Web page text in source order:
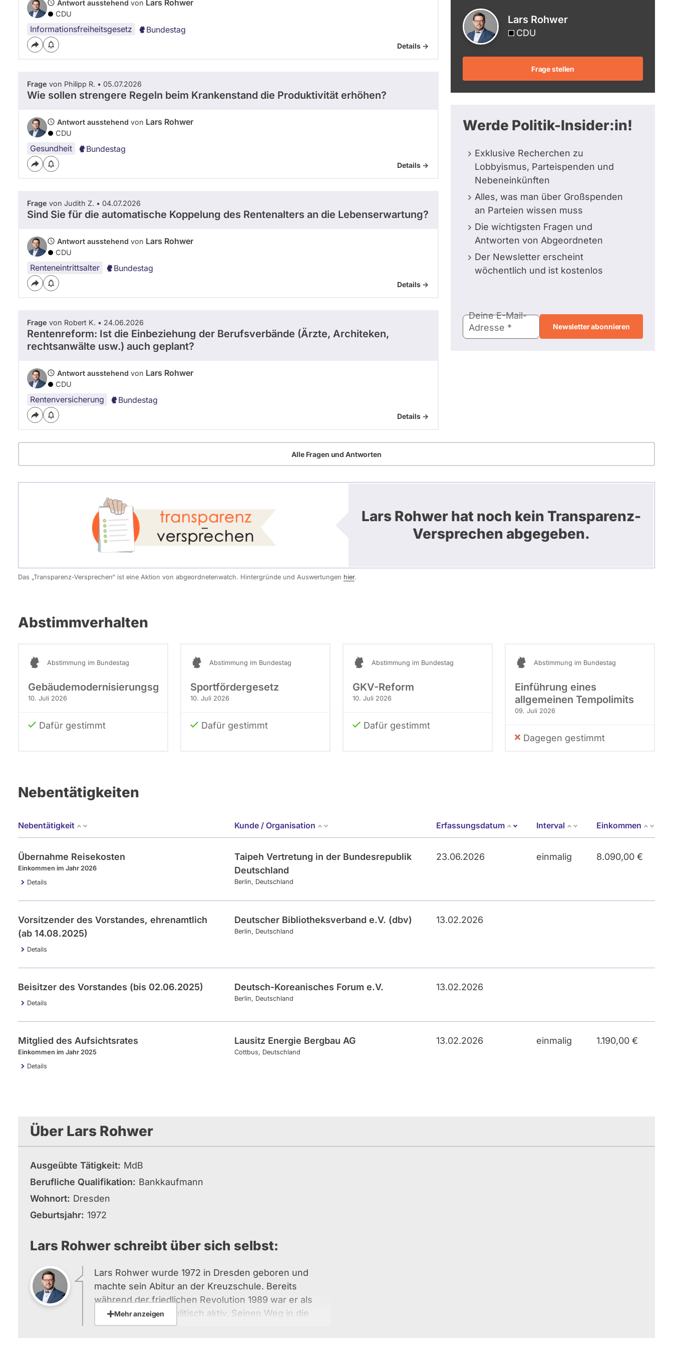
Antwort ausstehend von Lars Rohwer
CDU
Informationsfreiheitsgesetz Bundestag
Details ->
Frage von Philipp R. • 05.07.2026
Wie sollen strengere Regeln beim Krankenstand die Produktivität erhöhen?
Antwort ausstehend von Lars Rohwer
CDU
Gesundheit Bundestag
Details ->
Frage von Judith Z. • 04.07.2026
Sind Sie für die automatische Koppelung des Rentenalters an die Lebenserwartung?
Antwort ausstehend von Lars Rohwer
CDU
Renteneintrittsalter Bundestag
Details ->
Frage von Robert K. • 24.06.2026
Rentenreform: Ist die Einbeziehung der Berufsverbände (Ärzte, Architeken,
rechtsanwälte usw.) auch geplant?
Antwort ausstehend von Lars Rohwer
CDU
Rentenversicherung Bundestag
Details ->
Lars Rohwer
CDU
Frage stellen
Werde Politik-Insider:in!
Exklusive Recherchen zu
Lobbyismus, Parteispenden und
Nebeneinkünften
Alles, was man über Großspenden
an Parteien wissen muss
Die wichtigsten Fragen und
Antworten von Abgeordneten
Der Newsletter erscheint
wöchentlich und ist kostenlos
Mail-
Adresse
Deine E-Mail-
Adresse
Alle Fragen und Antworten
Lars Rohwer hat noch kein Transparenz-
Versprechen abgegeben.
Das „Transparenz-Versprechen“ ist eine Aktion von abgeordnetenwatch. Hintergründe und Auswertungen hier.
Abstimmverhalten
Abstimmung im Bundestag
Gebäudemodernisierungsgesetz
10. Juli 2026
Dafür gestimmt
Abstimmung im Bundestag
Sportfördergesetz
10. Juli 2026
Dafür gestimmt
Abstimmung im Bundestag
GKV-Reform
10. Juli 2026
Dafür gestimmt
Abstimmung im Bundestag
Einführung eines
allgemeinen Tempolimits
09. Juli 2026
Dagegen gestimmt
Nebentätigkeiten
Nebentätigkeit Kunde / Organisation Erfassungsdatum
Aufsteigend sortieren
Interval Einkommen
Übernahme Reisekosten
Einkommen im Jahr 2026
Details
Taipeh Vertretung in der Bundesrepublik
Deutschland
Berlin Deutschland
23.06.2026 einmalig 8.090,00 €
Vorsitzender des Vorstandes, ehrenamtlich
(ab 14.08.2025)
Details
Deutscher Bibliotheksverband e.V. (dbv)
Berlin Deutschland
13.02.2026
Beisitzer des Vorstandes (bis 02.06.2025)
Details
Deutsch-Koreanisches Forum e.V.
Berlin Deutschland
13.02.2026
Mitglied des Aufsichtsrates
Einkommen im Jahr 2025
Details
Lausitz Energie Bergbau AG
Cottbus Deutschland
13.02.2026 einmalig 1.190,00 €
Über Lars Rohwer
Ausgeübte Tätigkeit
MdB
Berufliche Qualifikation
Bankkaufmann
Wohnort
Dresden
Geburtsjahr 1972
Lars Rohwer schreibt über sich selbst:
Lars Rohwer wurde 1972 in Dresden geboren und
machte sein Abitur an der Kreuzschule. Bereits
während der friedlichen Revolution 1989 war er als
Schülersprecher politisch aktiv. Seinen Weg in die
Politik fand er über das Neue Forum. Wenig später trat
Mehr anzeigen